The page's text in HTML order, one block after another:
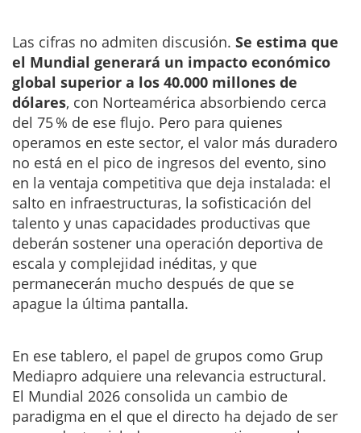
Las cifras no admiten discusión. Se estima que
el Mundial generará un impacto económico
global superior a los 40.000 millones de
dólares, con Norteamérica absorbiendo cerca
del 75 % de ese flujo. Pero para quienes
operamos en este sector, el valor más duradero
no está en el pico de ingresos del evento, sino
en la ventaja competitiva que deja instalada: el
salto en infraestructuras, la sofisticación del
talento y unas capacidades productivas que
deberán sostener una operación deportiva de
escala y complejidad inéditas, y que
permanecerán mucho después de que se
apague la última pantalla.
En ese tablero, el papel de grupos como Grup
Mediapro adquiere una relevancia estructural.
El Mundial 2026 consolida un cambio de
paradigma en el que el directo ha dejado de ser